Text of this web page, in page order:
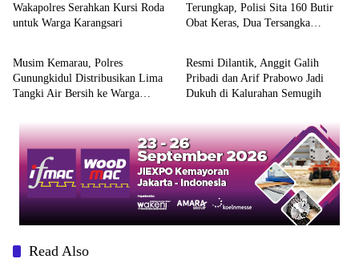
Wakapolres Serahkan Kursi Roda
untuk Warga Karangsari
Terungkap, Polisi Sita 160 Butir
Obat Keras, Dua Tersangka
Berita
Musim Kemarau, Polres
Gunungkidul Distribusikan Lima
Tangki Air Bersih ke Warga
Berita
Resmi Dilantik, Anggit Galih
Pribadi dan Arif Prabowo Jadi
Dukuh di Kalurahan Semugih
Read Also